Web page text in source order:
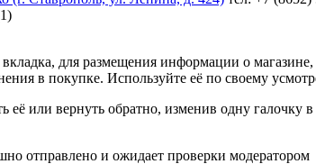
для размещения информации о
в покупке. Используйте её по своему
её или вернуть обратно, изменив одну галочку
отправлено и ожидает проверки модератором